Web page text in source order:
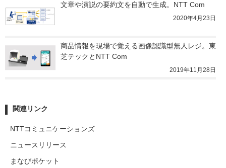
文章や演説の要約文を自動で生成。NTT Com
2020年4月23日
商品情報を現場で覚える画像認識型無人レジ。東
芝テックとNTT Com
2019年11月28日
関連リンク
NTTコミュニケーションズ
ニュースリリース
まなびポケット